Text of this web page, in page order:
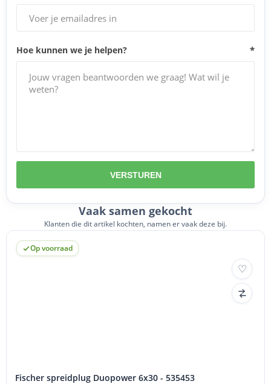
Hoe kunnen we je helpen? *
VERSTUREN
Vaak samen gekocht
Klanten die dit artikel kochten, namen er vaak deze bij.
Op voorraad
Fischer spreidplug Duopower 6x30 - 535453